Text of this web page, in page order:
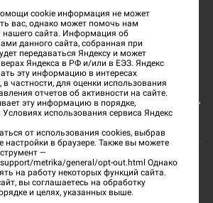
учреждение культуры «Тверской
объединённый музей» (далее
исключительных прав на все
и музейных предметов из коллекции
все изображения и текстовую информацию,
данном официальном сайте.
государственный объединенный
музей»
cookie информация не может
вас, однако может помочь нам
нашего сайта. Информация об
данного сайта, собранная при
передаваться Яндексу и может
Яндекса в РФ и/или в ЕЭЗ. Яндекс
эту информацию в интересах
в частности, для оценки использования
отчетов об активности на сайте.
эту информацию в порядке,
использования сервиса Яндекс
от использования cookies, выбрав
настройки в браузере. Также вы можете
—
metrika/general/opt-out.html Однако
на работу некоторых функций сайта.
вы соглашаетесь на обработку
и целях, указанных выше.